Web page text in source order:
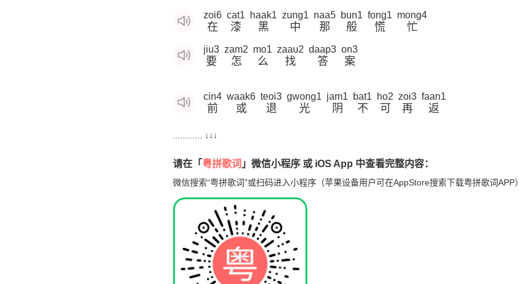
在
zoi6
漆
cat1
黑
haak1
中
zung1
那
naa5
般
bun1
慌
fong1
忙
mong4
要
jiu3
怎
zam2
么
mo1
找
zaau2
答
daap3
案
on3
前
cin4
或
waak6
退
teoi3
光
gwong1
阴
jam1
不
bat1
可
ho2
再
zoi3
返
faan1
............ ↓↓↓
请在「 粤拼歌词 」微信小程序 或 iOS App 中查看完整内容：
微信搜索“粤拼歌词”或扫码进入小程序（苹果设备用户可在AppStore搜索下载粤拼歌词APP）